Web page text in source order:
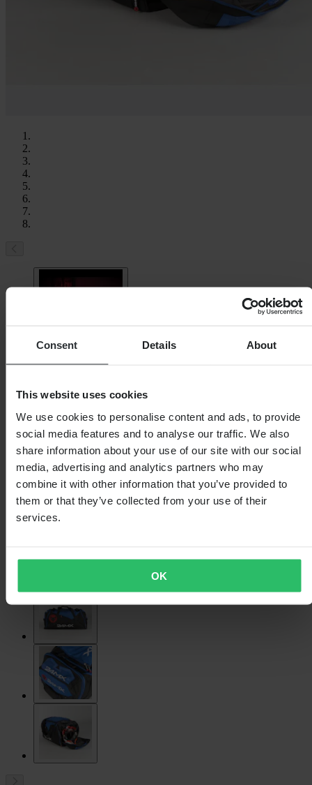
Consent Details About
This website uses cookies
We use cookies to personalise content and ads, to provide
social media features and to analyse our traffic. We also
share information about your use of our site with our social
media, advertising and analytics partners who may
combine it with other information that you’ve provided to
them or that they’ve collected from your use of their
services.
OK